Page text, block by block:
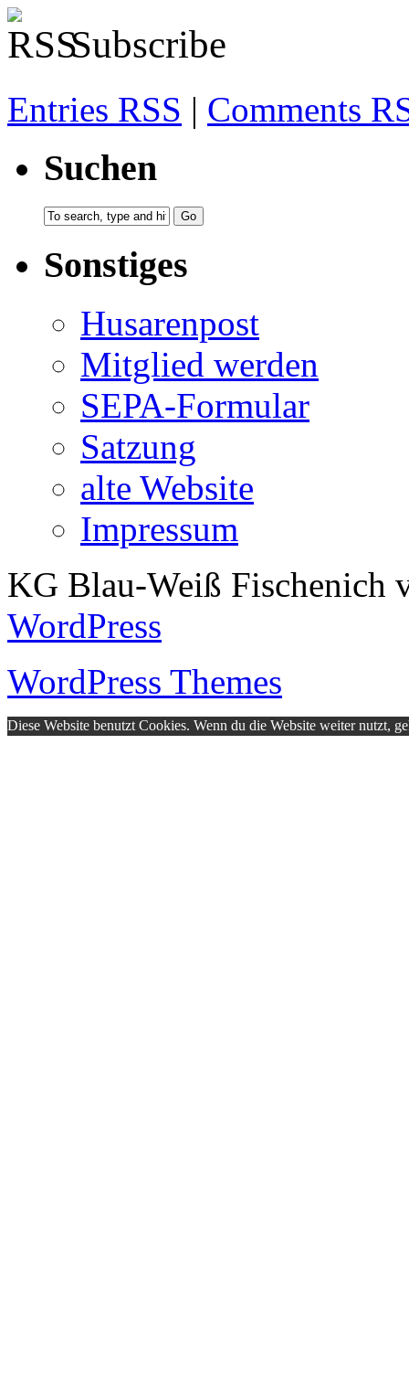
Subscribe
Entries RSS | Comments
Suchen
Sonstiges
Husarenpost
Mitglied werden
SEPA-Formular
Satzung
alte Website
Impressum
KG Blau-Weiß Fischenich
WordPress
WordPress Themes
Diese Website benutzt Cookies. Wenn du die Website weiter nutzt,